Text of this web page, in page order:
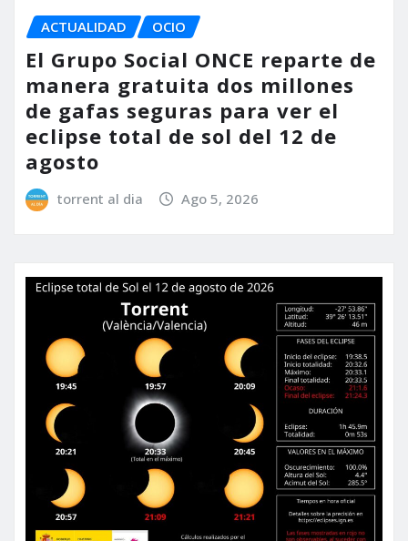
ACTUALIDAD OCIO
El Grupo Social ONCE reparte de
manera gratuita dos millones
de gafas seguras para ver el
eclipse total de sol del 12 de
agosto
torrent al dia Ago 5, 2026